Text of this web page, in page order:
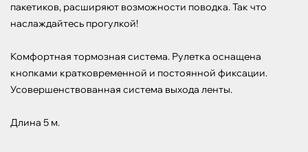
пакетиков, расширяют возможности поводка. Так что
наслаждайтесь прогулкой!
Комфортная тормозная система. Рулетка оснащена
кнопками кратковременной и постоянной фиксации.
Усовершенствованная система выхода ленты.
Длина 5 м.